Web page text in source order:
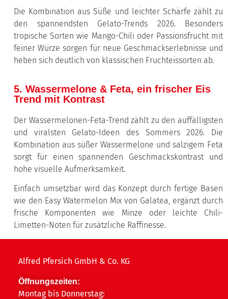
Die Kombination aus Süße und leichter Schärfe zählt zu
den spannendsten Gelato-Trends 2026. Besonders
tropische Sorten wie Mango-Chili oder Passionsfrucht mit
feiner Würze sorgen für neue Geschmackserlebnisse und
heben sich deutlich von klassischen Fruchteissorten ab.
5. Wassermelone & Feta, ein frischer Eis
Trend mit Kontrast
Der Wassermelonen-Feta-Trend zählt zu den auffälligsten
und viralsten Gelato-Ideen des Sommers 2026. Die
Kombination aus süßer Wassermelone und salzigem Feta
sorgt für einen spannenden Geschmackskontrast und
hohe visuelle Aufmerksamkeit.
Einfach umsetzbar wird das Konzept durch fertige Basen
wie den Easy Watermelon Mix von Galatea, ergänzt durch
frische Komponenten wie Minze oder leichte Chili-
Limetten-Noten für zusätzliche Raffinesse.
Alfred Pfersich GmbH & Co. KG
Öffnungszeiten:
Montag bis Donnerstag: